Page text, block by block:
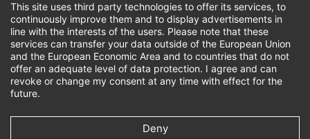
This site uses third party technologies to offer its services, to
continuously improve them and to display advertisements in
line with the interests of the users. Please note that these
services can transfer your data outside of the European Union
and the European Economic Area and to countries that do not
offer an adequate level of data protection. I agree and can
revoke or change my consent at any time with effect for the
future.
Deny